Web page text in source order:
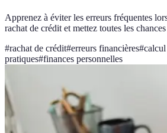
Apprenez à éviter les erreurs fréquentes
rachat de crédit et mettez toutes les
#rachat de crédit#erreurs financières#
pratiques#finances personnelles